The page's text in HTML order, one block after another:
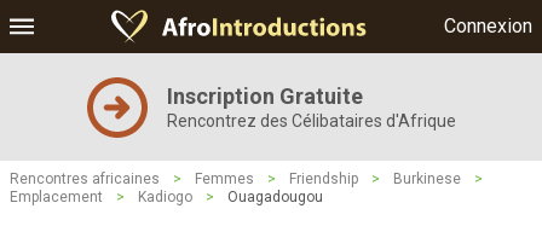
Connexion
Inscription Gratuite
Rencontrez des Célibataires d'Afrique
Rencontres africaines > Femmes > Friendship > Burkinese
>
Emplacement
> Kadiogo > Ouagadougou